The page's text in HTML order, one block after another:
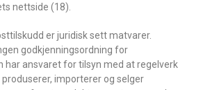
nettside (18).
er juridisk sett matvarer.
godkjenningsordning for
har ansvaret for tilsyn med at regelverk
produserer, importerer og selger